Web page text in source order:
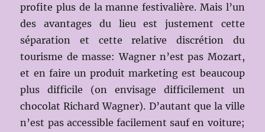
profite plus de la manne festivalière. Mais l’un
des avantages du lieu est justement cette
séparation et cette relative discrétion du
tourisme de masse: Wagner n’est pas Mozart,
et en faire un produit marketing est beaucoup
plus difficile (on envisage difficilement un
chocolat Richard Wagner). D’autant que la ville
n’est pas accessible facilement sauf en voiture;